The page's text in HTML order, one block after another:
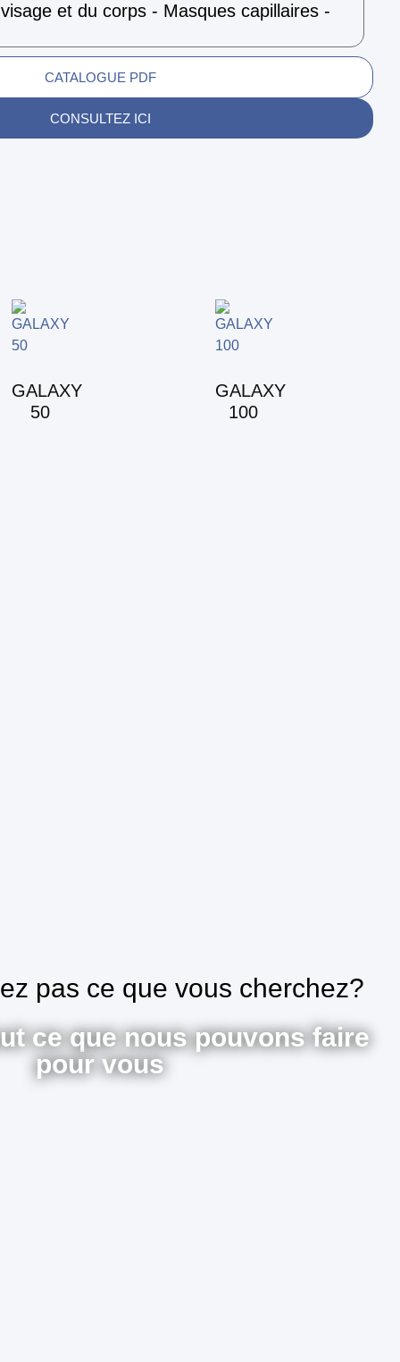
et du corps - Masques capillaires -
CATALOGUE PDF
CONSULTEZ ICI
GALAXY
50
GALAXY
100
pas ce que vous cherchez?
ce que nous pouvons faire
pour vous